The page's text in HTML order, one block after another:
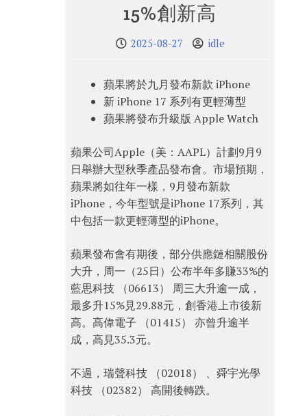
15%創新高
2025-08-27 idle
蘋果將於九月發布新款 iPhone
新 iPhone 17 系列有更輕薄型
蘋果將發布升級版 Apple Watch
蘋果公司Apple（美：AAPL）計劃9月9
日舉辦大型秋季產品發布會。市場預期，
蘋果將如往年一樣，9月發布新款
iPhone，今年型號是iPhone 17系列，其
中包括一款更輕薄型的iPhone。
蘋果發布會有期後，部分供應鏈相關股份
大升，周一（25日）公布半年多賺33%的
藍思科技 （06613） 周三大升逾一成，
最多升15%見29.88元，創香港上市後新
高。高偉電子 （01415） 亦曾升逾半
成，高見35.3元。
不過，瑞聲科技 （02018） 、舜宇光學
科技 （02382） 高開後轉跌。